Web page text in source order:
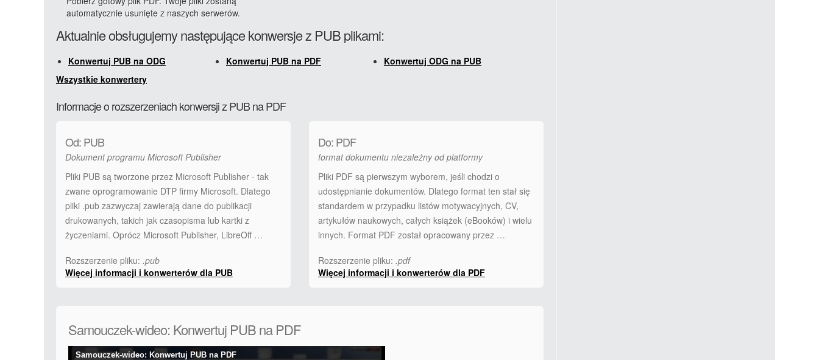
automatycznie usunięte z naszych serwerów.
Aktualnie obsługujemy następujące konwersje z PUB plikami:
Konwertuj PUB na ODG Konwertuj PUB na PDF
Konwertuj ODG na PUB
Wszystkie konwertery
Informacje o rozszerzeniach konwersji z PUB na PDF
Od: PUB
Dokument programu Microsoft Publisher
Pliki PUB są tworzone przez Microsoft Publisher - tak
zwane oprogramowanie DTP firmy Microsoft. Dlatego
pliki .pub zazwyczaj zawierają dane do publikacji
drukowanych, takich jak czasopisma lub kartki z
życzeniami. Oprócz Microsoft Publisher, LibreOff …
Rozszerzenie pliku: .pub
Więcej informacji i konwerterów dla PUB
Do: PDF
format dokumentu niezależny od platformy
Pliki PDF są pierwszym wyborem, jeśli chodzi o
udostępnianie dokumentów. Dlatego format ten stał się
standardem w przypadku listów motywacyjnych, CV,
artykułów naukowych, całych książek (eBooków) i wielu
innych. Format PDF został opracowany przez …
Rozszerzenie pliku: .pdf
Więcej informacji i konwerterów dla PDF
Samouczek-wideo: Konwertuj PUB na PDF
Samouczek-wideo: Konwertuj PUB na PDF